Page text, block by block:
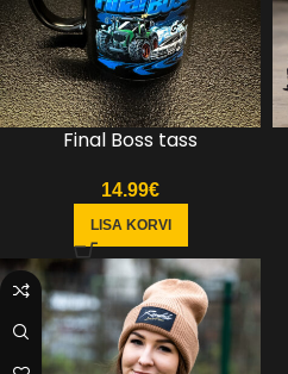
Final Boss tass
14.99€
LISA KORVI